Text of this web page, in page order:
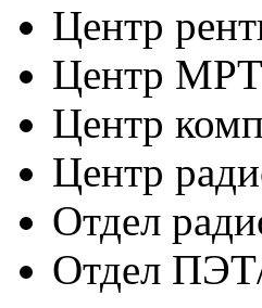
Центр
Центр МРТ
Центр
Центр
Отдел
Отдел